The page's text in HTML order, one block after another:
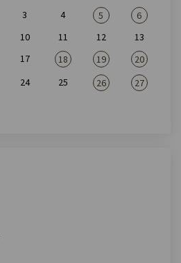
3 4 5
6
10 11 12
13
17 18 19
20
24 25 26
27